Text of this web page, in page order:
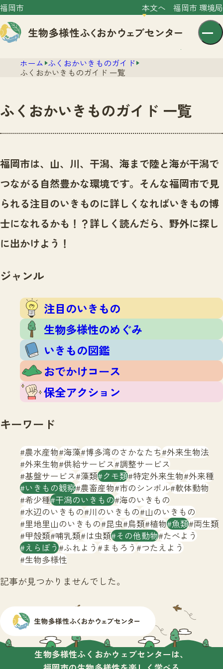
福岡市 本文へ 福岡市 環境局
センター紹介
センター紹介TOP
サイトポリシー
プライバシーポリシー
ニュースTOP
市の取組み
いきものガイド
いきものガイドTOP
注目のいきもの
生物多様性のめぐみ
保全アクション
イベント
いきもの調査隊
調査レポート
調査結果
ふくおかいきものマップ
マッチング
マッチングTOP
掲載申し込みフォーム
お問合せ
サイトマップ
ホーム ふくおかいきものガイド
ふくおかいきものガイド 一覧
ふくおかいきものガイド 一覧
福岡市は、山、川、干潟、海まで陸と海が干潟で
つながる自然豊かな環境です。 そんな福岡市で見
られる注目のいきものに詳しくなればいきもの博
士になれるかも！？詳しく読んだら、野外に探し
に出かけよう！
ジャンル
注目のいきもの
生物多様性のめぐみ
いきもの図鑑
おでかけコース
保全アクション
キーワード
農水産物 海藻 博多湾のさかなたち 外来生物法
外来生物 供給サービス 調整サービス
基盤サービス 藻類 クモ類 特定外来生物 外来種
いきもの観察 農畜産物 市のシンボル 軟体動物
希少種 干潟のいきもの 海のいきもの
水辺のいきもの 川のいきもの 山のいきもの
里地里山のいきもの 昆虫 鳥類 植物 魚類 両生類
甲殻類 哺乳類 は虫類 その他動物 たべよう
えらぼう ふれよう まもろう つたえよう
生物多様性
記事が見つかりませんでした。
生物多様性ふくおかウェブセンターは、